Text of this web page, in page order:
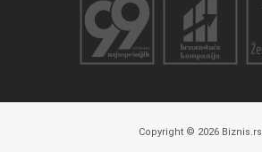
Copyright © 2026 Biznis.rs